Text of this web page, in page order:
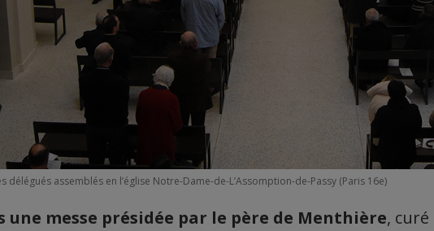
délégués assemblés en l’église Notre-Dame-de-L’Assomption-de-Passy (Paris 16e)
une messe présidée par le père de Menthière, curé